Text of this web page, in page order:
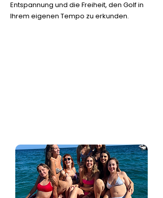
Entspannung und die Freiheit, den Golf in
Ihrem eigenen Tempo zu erkunden.